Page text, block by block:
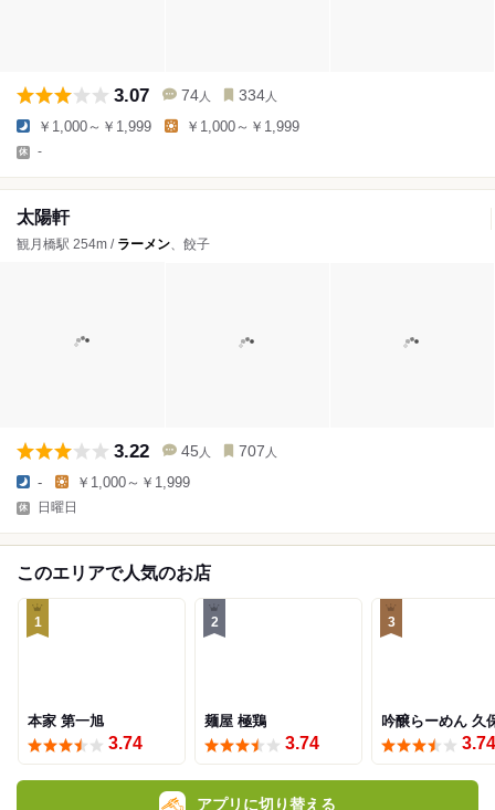
3.07 74 人 334 人
￥1,000～￥1,999 ￥1,000～￥1,999
-
太陽軒
観月橋駅 254m / ラーメン、餃子
3.22 45 人 707 人
- ￥1,000～￥1,999
日曜日
このエリアで人気のお店
1
本家 第一旭
3.74
2
麺屋 極鶏
3.74
3
吟醸らーめん 久
3.74
アプリに切り替える